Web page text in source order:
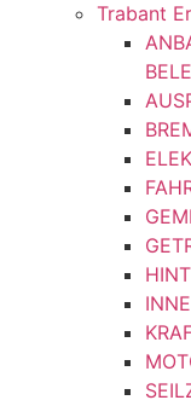
Trabant